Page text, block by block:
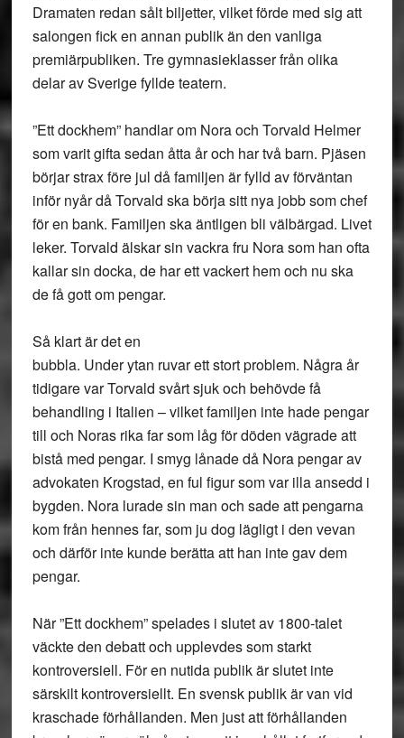
Dramaten redan sålt biljetter, vilket förde med sig att
salongen fick en annan publik än den vanliga
premiärpubliken. Tre gymnasieklasser från olika
delar av Sverige fyllde teatern.
”Ett dockhem” handlar om Nora och Torvald Helmer
som varit gifta sedan åtta år och har två barn. Pjäsen
börjar strax före jul då familjen är fylld av förväntan
inför nyår då Torvald ska börja sitt nya jobb som chef
för en bank. Familjen ska äntligen bli välbärgad. Livet
leker. Torvald älskar sin vackra fru Nora som han ofta
kallar sin docka, de har ett vackert hem och nu ska
de få gott om pengar.
Så klart är det en
bubbla. Under ytan ruvar ett stort problem. Några år
tidigare var Torvald svårt sjuk och behövde få
behandling i Italien – vilket familjen inte hade pengar
till och Noras rika far som låg för döden vägrade att
bistå med pengar. I smyg lånade då Nora pengar av
advokaten Krogstad, en ful figur som var illa ansedd i
bygden. Nora lurade sin man och sade att pengarna
kom från hennes far, som ju dog lägligt i den vevan
och därför inte kunde berätta att han inte gav dem
pengar.
När ”Ett dockhem” spelades i slutet av 1800-talet
väckte den debatt och upplevdes som starkt
kontroversiell. För en nutida publik är slutet inte
särskilt kontroversiellt. En svensk publik är van vid
kraschade förhållanden. Men just att förhållanden